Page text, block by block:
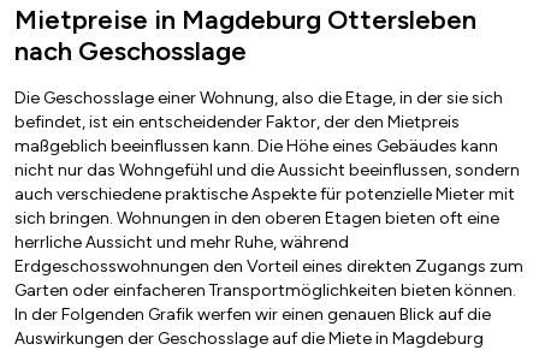
Mietpreise in Magdeburg Ottersleben
nach Geschosslage
Die Geschosslage einer Wohnung, also die Etage, in der sie sich
befindet, ist ein entscheidender Faktor, der den Mietpreis
maßgeblich beeinflussen kann. Die Höhe eines Gebäudes kann
nicht nur das Wohngefühl und die Aussicht beeinflussen, sondern
auch verschiedene praktische Aspekte für potenzielle Mieter mit
sich bringen. Wohnungen in den oberen Etagen bieten oft eine
herrliche Aussicht und mehr Ruhe, während
Erdgeschosswohnungen den Vorteil eines direkten Zugangs zum
Garten oder einfacheren Transportmöglichkeiten bieten können.
In der Folgenden Grafik werfen wir einen genauen Blick auf die
Auswirkungen der Geschosslage auf die Miete in Magdeburg